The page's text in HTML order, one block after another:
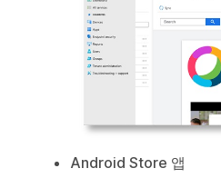
Android Store 앱